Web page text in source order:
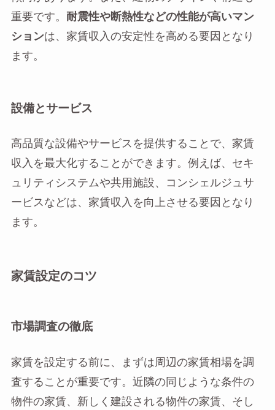
重要です。 耐震性や断熱性などの性能が高いマン
ションは、家賃収入の安定性を高める要因となり
ます。
設備とサービス
高品質な設備やサービスを提供することで、家賃
収入を最大化することができます。例えば、セキ
ュリティシステムや共用施設、コンシェルジュサ
ービスなどは、家賃収入を向上させる要因となり
ます。
家賃設定のコツ
市場調査の徹底
家賃を設定する前に、まずは周辺の家賃相場を調
査することが重要です。近隣の同じような条件の
物件の家賃、新しく建設される物件の家賃、そし